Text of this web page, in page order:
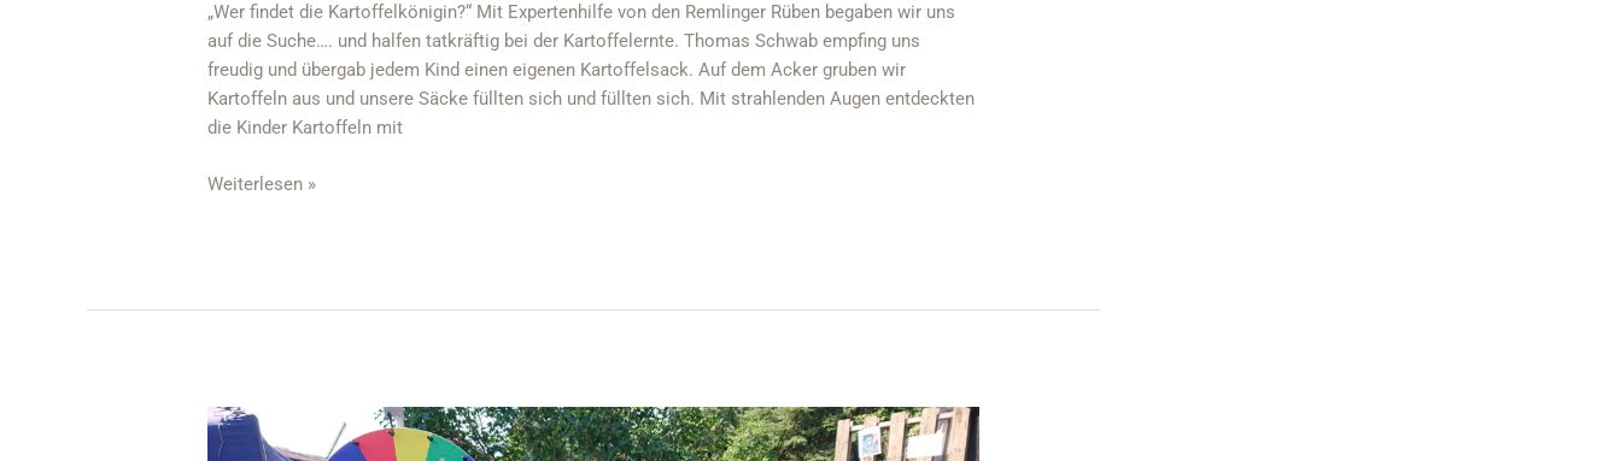
„Wer findet die Kartoffelkönigin?“ Mit Expertenhilfe von den Remlinger Rüben begaben wir uns
auf die Suche…. und halfen tatkräftig bei der Kartoffelernte. Thomas Schwab empfing uns
freudig und übergab jedem Kind einen eigenen Kartoffelsack. Auf dem Acker gruben wir
Kartoffeln aus und unsere Säcke füllten sich und füllten sich. Mit strahlenden Augen entdeckten
die Kinder Kartoffeln mit
Weiterlesen »
Saatmarkt
in